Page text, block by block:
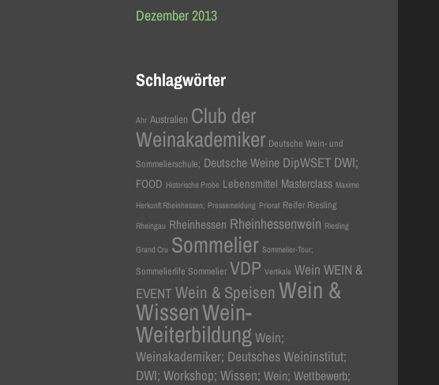
Dezember 2013
Schlagwörter
Ahr Australien Club der
Weinakademiker Deutsche Wein- und
Sommelierschule; Deutsche Weine DipWSET DWI;
FOOD Historische Probe Lebensmittel Masterclass Maxime
Herkunft Rheinhessen; Pressemeldung Priorat Reifer Riesling
Rheingau Rheinhessen Rheinhessenwein Riesling
Grand Cru Sommelier Sommelier-Tour;
Sommelierlife Sommelier VDP Vertikale Wein WEIN &
EVENT Wein & Speisen Wein &
WissenWein-
WeiterbildungWein;
Weinakademiker; Deutsches Weininstitut;
DWI; Workshop; Wissen; Wein; Wettbewerb;